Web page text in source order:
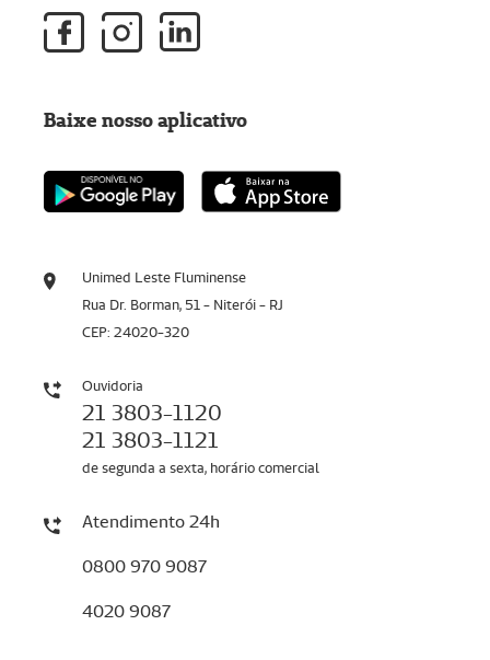
Unimed Leste Fluminense
Rua Dr. Borman, 51 - Niterói - RJ
CEP: 24020-320
Ouvidoria
21 3803-1120
21 3803-1121
de segunda a sexta, horário comercial
Atendimento 24h
0800 970 9087
4020 9087
Baixe nosso aplicativo